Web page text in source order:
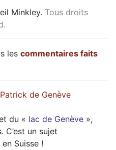
Minkley. Tous droits
les commentaires faits
de Genève
du « lac de Genève »,
C’est un sujet
Suisse !